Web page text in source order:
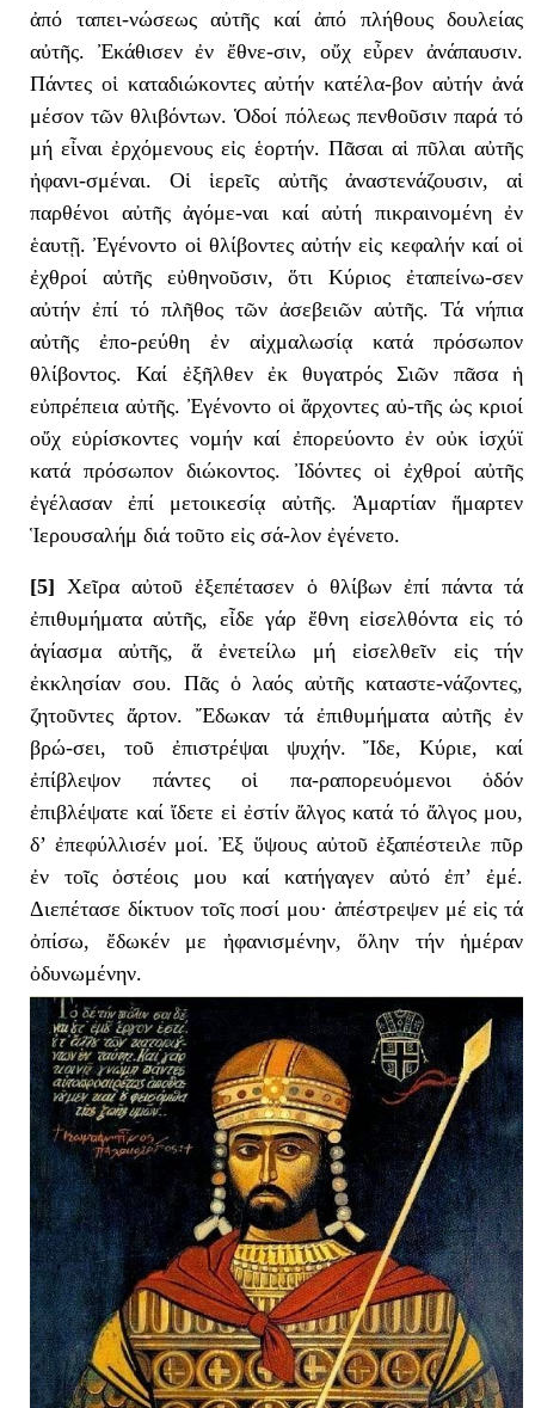
ἀπό ταπει-νώσεως αὐτῆς καί ἀπό πλήθους δουλείας
αὐτῆς. Ἐκάθισεν ἐν ἔθνε-σιν, οὔχ εὖρεν ἀνάπαυσιν.
Πάντες οἱ καταδιώκοντες αὐτήν κατέλα-βον αὐτήν ἀνά
μέσον τῶν θλιβόντων. Ὁδοί πόλεως πενθοῦσιν παρά τό
μή εἶναι ἐρχόμενους εἰς ἑορτήν. Πᾶσαι αἱ πῦλαι αὐτῆς
ἠφανι-σμέναι. Οἱ ἱερεῖς αὐτῆς ἀναστενάζουσιν, αἱ
παρθένοι αὐτῆς ἀγόμε-ναι καί αὐτή πικραινομένη ἐν
ἑαυτῇ. Ἐγένοντο οἱ θλίβοντες αὐτήν εἰς κεφαλήν καί οἱ
ἐχθροί αὐτῆς εὐθηνοῦσιν, ὅτι Κύριος ἐταπείνω-σεν
αὐτήν ἐπί τό πλῆθος τῶν ἀσεβειῶν αὐτῆς. Τά νήπια
αὐτῆς ἐπο-ρεύθη ἐν αἰχμαλωσίᾳ κατά πρόσωπον
θλίβοντος. Καί ἐξῆλθεν ἐκ θυγατρός Σιῶν πᾶσα ἡ
εὐπρέπεια αὐτῆς. Ἐγένοντο οἱ ἄρχοντες αὐ-τῆς ὡς κριοί
οὔχ εὑρίσκοντες νομήν καί ἐπορεύοντο ἐν οὐκ ἱσχύϊ
κατά πρόσωπον διώκοντος. Ἰδόντες οἱ ἐχθροί αὐτῆς
ἐγέλασαν ἐπί μετοικεσίᾳ αὐτῆς. Ἁμαρτίαν ἥμαρτεν
Ἱερουσαλήμ διά τοῦτο εἰς σά-λον ἐγένετο.
[5] Χεῖρα αὐτοῦ ἐξεπέτασεν ὁ θλίβων ἐπί πάντα τά
ἐπιθυμήματα αὐτῆς, εἶδε γάρ ἔθνη εἰσελθόντα εἰς τό
ἁγίασμα αὐτῆς, ἅ ἐνετείλω μή εἰσελθεῖν εἰς τήν
ἐκκλησίαν σου. Πᾶς ὁ λαός αὐτῆς καταστε-νάζοντες,
ζητοῦντες ἄρτον. Ἔδωκαν τά ἐπιθυμήματα αὐτῆς ἐν
βρώ-σει, τοῦ ἐπιστρέψαι ψυχήν. Ἴδε, Κύριε, καί
ἐπίβλεψον πάντες οἱ πα-ραπορευόμενοι ὁδόν
ἐπιβλέψατε καί ἴδετε εἰ ἐστίν ἄλγος κατά τό ἄλγος μου,
δ’ ἐπεφύλλισέν μοί. Ἐξ ὕψους αὐτοῦ ἐξαπέστειλε πῦρ
ἐν τοῖς ὀστέοις μου καί κατήγαγεν αὐτό ἐπ’ ἐμέ.
Διεπέτασε δίκτυον τοῖς ποσί μου· ἀπέστρεψεν μέ εἰς τά
ὀπίσω, ἔδωκέν με ἠφανισμένην, ὅλην τήν ἡμέραν
ὀδυνωμένην.